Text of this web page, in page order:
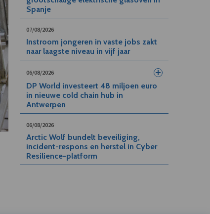
Spanje
07/08/2026
Instroom jongeren in vaste jobs zakt
naar laagste niveau in vijf jaar
06/08/2026
DP World investeert 48 miljoen euro
in nieuwe cold chain hub in
Antwerpen
06/08/2026
Arctic Wolf bundelt beveiliging,
incident-respons en herstel in Cyber
Resilience-platform